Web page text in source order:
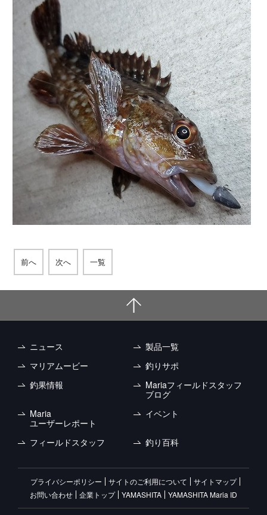
前へ 次へ 一覧
ニュース
製品一覧
マリアムービー
釣りサポ
釣果情報
Mariaフィールドスタッフ
ブログ
Maria
ユーザーレポート
イベント
フィールドスタッフ 釣り百科
プライバシーポリシー サイトのご利用について
サイトマップ
お問い合わせ
企業トップ YAMASHITA YAMASHITA Maria ID